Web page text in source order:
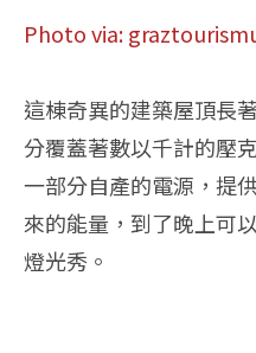
Photo via:
這棟奇異的建築屋頂長
分覆蓋著數以千計的壓
一部分自產的電源，提
來的能量，到了晚上可
燈光秀。